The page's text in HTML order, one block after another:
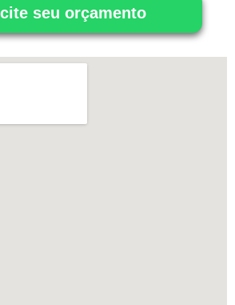
seu orçamento